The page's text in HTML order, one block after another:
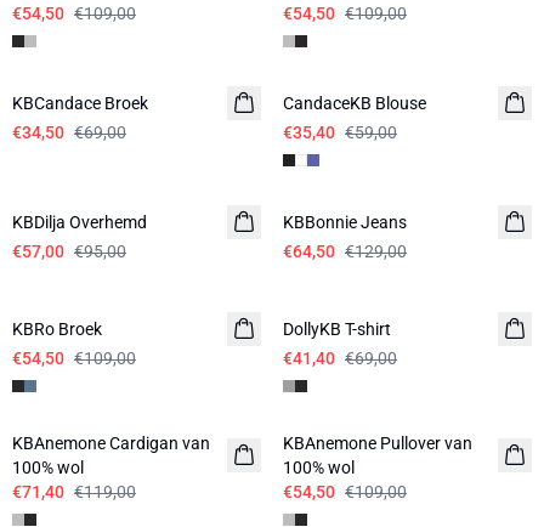
€54,50 €109,00
€54,50 €109,00
-50%
KBCandace Broek
€34,50 €69,00
-40%
CandaceKB Blouse
€35,40 €59,00
KBDilja Overhemd
€57,00 €95,00
-50%
KBBonnie Jeans
€64,50 €129,00
KBRo Broek
€54,50 €109,00
DollyKB T-shirt
€41,40 €69,00
-40%
KBAnemone Cardigan van
100% wol
€71,40 €119,00
-50%
KBAnemone Pullover van
100% wol
€54,50 €109,00